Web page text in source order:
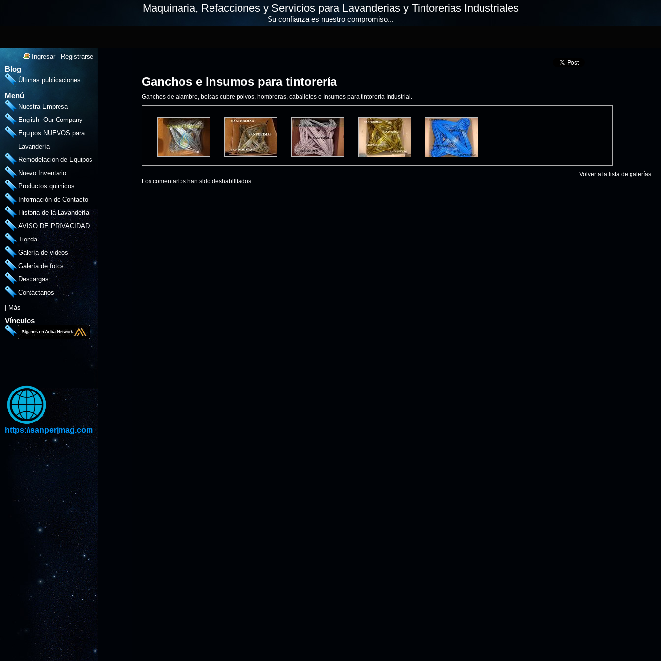
Maquinaria, Refacciones y Servicios para Lavanderias y Tintorerias Industriales
Su confianza es nuestro compromiso...
Ingresar- Registrarse
Blog
Últimas publicaciones
Menú
Nuestra Empresa
English -Our Company
Equipos NUEVOS para
Lavandería
Remodelacion de Equipos
Nuevo Inventario
Productos quimicos
Información de Contacto
Historia de la Lavandería
AVISO DE PRIVACIDAD
Tienda
Galería de videos
Galería de fotos
Descargas
Contáctanos
Más
Vínculos
https://sanperimag.com
Ganchos e Insumos para tintorería
Ganchos de alambre, bolsas cubre polvos, hombreras, caballetes e Insumos para tintorería Industrial.
Volver a la lista de galerías
Los comentarios han sido deshabilitados.